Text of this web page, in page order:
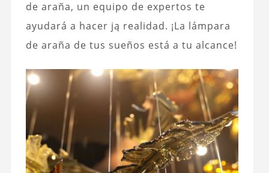
de araña, un equipo de expertos te
ayudará a hacer ją realidad. ¡La lámpara
de araña de tus sueños está a tu alcance!